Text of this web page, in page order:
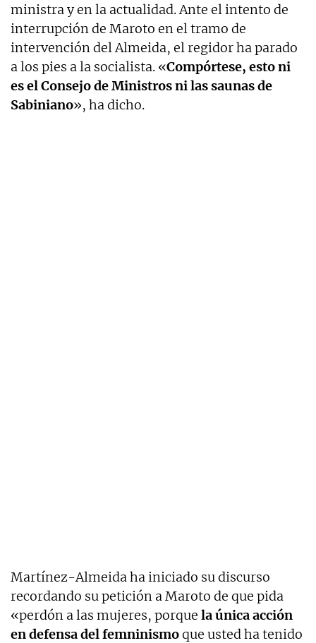
ministra y en la actualidad. Ante el intento de
interrupción de Maroto en el tramo de
intervención del Almeida, el regidor ha parado
a los pies a la socialista. «Compórtese, esto ni
es el Consejo de Ministros ni las saunas de
Sabiniano», ha dicho.
Martínez-Almeida ha iniciado su discurso
recordando su petición a Maroto de que pida
«perdón a las mujeres, porque la única acción
en defensa del femninismoque usted ha tenido